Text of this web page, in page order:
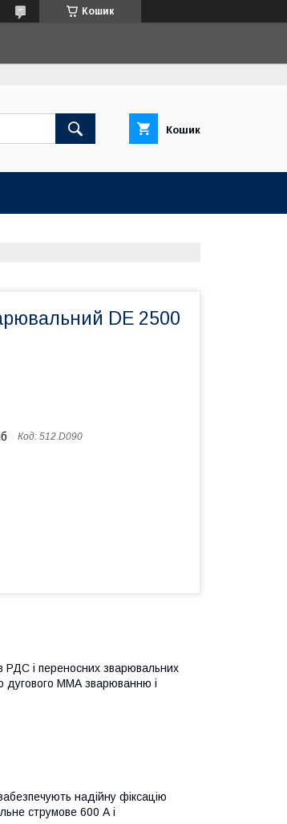
Кошик
Кошик
DE 2500
Код: 512.D090
РДС і переносних зварювальних
дугового MMAзварюванню і
надійну фіксацію
струмове 600 А і